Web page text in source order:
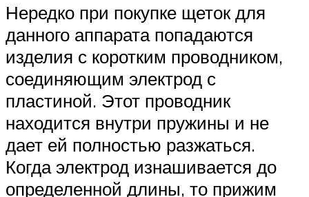
Нередко при покупке щеток для
данного аппарата попадаются
изделия с коротким проводником,
соединяющим электрод с
пластиной. Этот проводник
находится внутри пружины и не
дает ей полностью разжаться.
Когда электрод изнашивается до
определенной длины, то прижим